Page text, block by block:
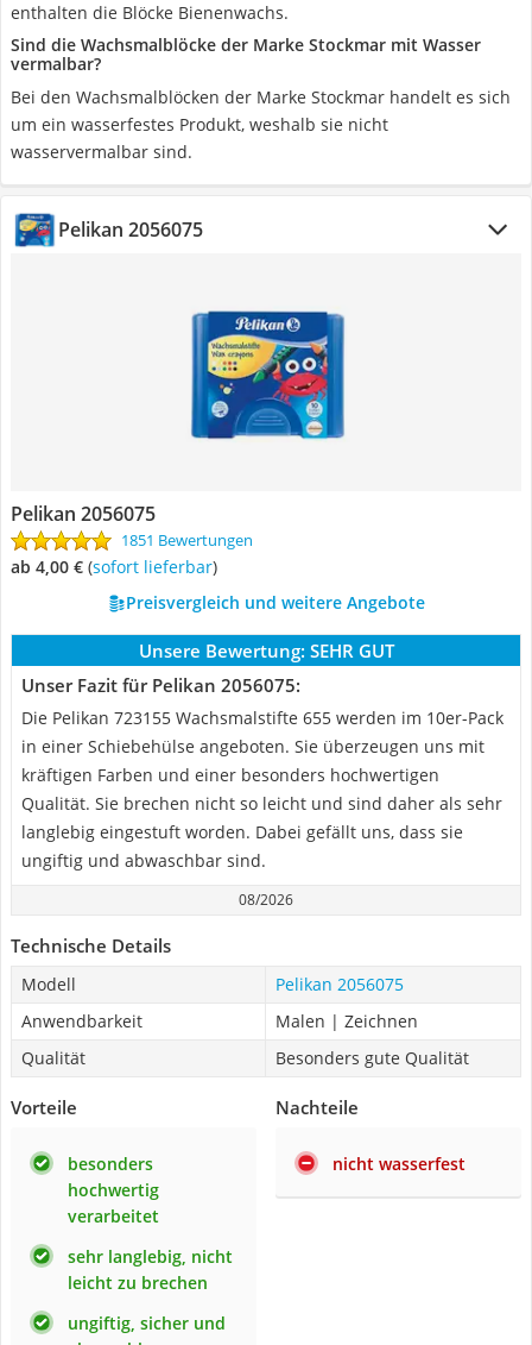
enthalten die Blöcke Bienenwachs.
Sind die Wachsmalblöcke der Marke Stockmar mit Wasser
vermalbar?
Bei den Wachsmalblöcken der Marke Stockmar handelt es sich
um ein wasserfestes Produkt, weshalb sie nicht
wasservermalbar sind.
Pelikan 2056075
Pelikan 2056075
1851 Bewertungen
ab 4,00 € ( Sofort lieferbar)
Preisvergleich und weitere Angebote
Unsere Bewertung: SEHR GUT
Unser Fazit für Pelikan 2056075:
Die Pelikan 723155 Wachsmalstifte 655 werden im 10er-Pack
in einer Schiebehülse angeboten. Sie überzeugen uns mit
kräftigen Farben und einer besonders hochwertigen
Qualität. Sie brechen nicht so leicht und sind daher als sehr
langlebig eingestuft worden. Dabei gefällt uns, dass sie
ungiftig und abwaschbar sind.
08/2026
Technische Details
Modell
Pelikan 2056075
Anwendbarkeit
Malen | Zeichnen
Qualität
Besonders gute Qualität
Vorteile
besonders
hochwertig
verarbeitet
sehr langlebig, nicht
leicht zu brechen
ungiftig, sicher und
Nachteile
nicht wasserfest